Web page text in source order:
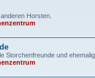
Horsten.
Storchenfreunde und